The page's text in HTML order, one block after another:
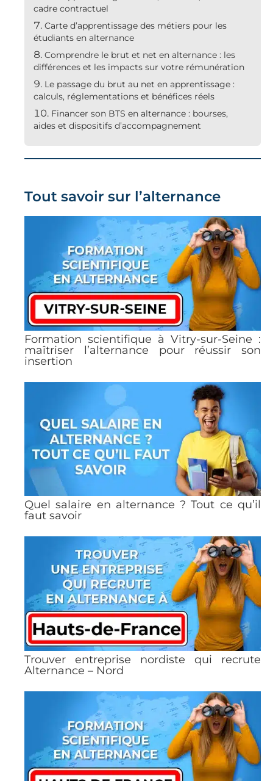
cadre contractuel
Carte d’apprentissage des métiers pour les
étudiants en alternance
Comprendre le brut et net en alternance : les
différences et les impacts sur votre rémunération
Le passage du brut au net en apprentissage :
calculs, réglementations et bénéfices réels
Financer son BTS en alternance : bourses,
aides et dispositifs d’accompagnement
Tout savoir sur l’alternance
Formation scientifique à Vitry-sur-Seine :
maîtriser l’alternance pour réussir son
insertion
Quel salaire en alternance ? Tout ce qu’il
faut savoir
Trouver entreprise nordiste qui recrute
Alternance – Nord